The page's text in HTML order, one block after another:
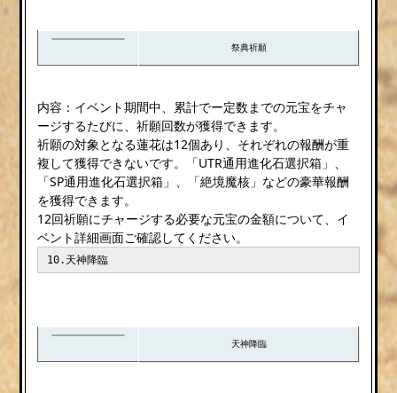
祭典祈願
内容：イベント期間中、累計でー定数までの元宝をチャ
ージするたびに、祈願回数が獲得できます。
祈願の対象となる蓮花は12個あり、それぞれの報酬が重
複して獲得できないです。「UTR通用進化石選択箱」、
「SP通用進化石選択箱」、「絶境魔核」などの豪華報酬
を獲得できます。
12回祈願にチャージする必要な元宝の金額について、イ
ベント詳細画面ご確認してください。
10.天神降臨
天神降臨